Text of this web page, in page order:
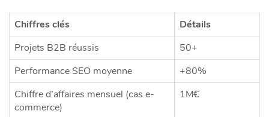
Chiffres clés
Détails
Projets B2B réussis
50+
Performance SEO moyenne
+80%
Chiffre d’affaires mensuel (cas e-
commerce)
1M€